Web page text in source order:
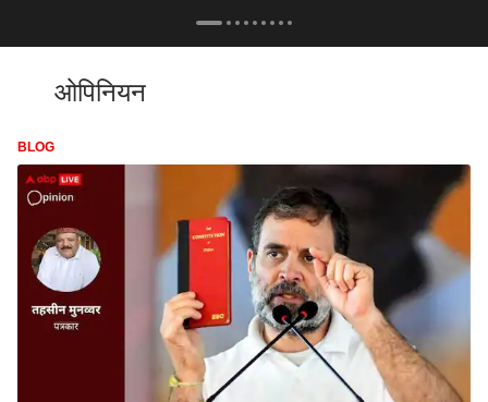
ओपिनियन
BLOG